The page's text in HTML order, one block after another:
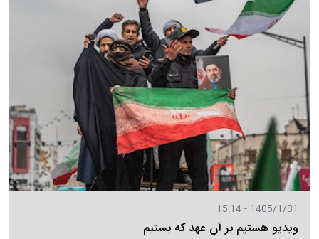
1405/1/31 - 15:14
ویدیو هستیم بر آن عهد که بستیم